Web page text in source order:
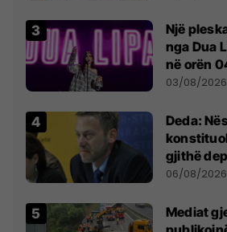
Një
nga Dua
në orën
- dhe
03/08/2026
Deda:
gjithë
bëjnë
06/08/2026
Mediat